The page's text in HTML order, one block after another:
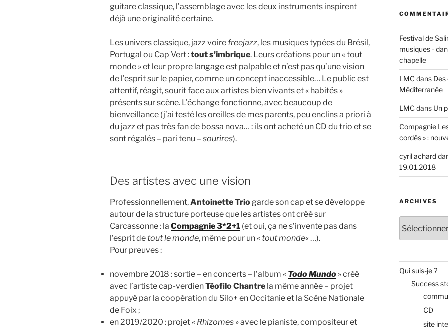
guitare classique, l’assemblage avec les deux instruments inspirent
déjà une originalité certaine.
Les univers classique, jazz voire freejazz, les musiques typées du Brésil,
Portugal ou Cap Vert :tout s’imbrique. Leurs créations pour un « tout
monde » et leur propre langage est palpable et n’est pas qu’une vision
de l’esprit sur le papier, comme un concept inaccessible… Le public est
attentif, réagit, sourit face aux artistes bien vivants et « habités »
présents sur scène. L’échange fonctionne, avec beaucoup de
bienveillance (j’ai testé les oreilles de mes parents, peu enclins a priori à
du jazz et pas très fan de bossa nova… : ils ont acheté un CD du trio et se
sont régalés – pari tenu – sourires).
Des artistes avec une vision
Professionnellement,Antoinette Triogarde son cap et se développe
autour de la structure porteuse que les artistes ont créé sur
Carcassonne : la Compagnie 3*2+1 (et oui, ça ne s’invente pas dans
l’esprit de tout le monde, même pour un « tout monde« …).
Pour preuves :
novembre 2018 : sortie – en concerts – l’album « Todo Mundo » créé
avec l’artiste cap-verdienTéofilo Chantre la même année – projet
appuyé par la coopération du Silo+ en Occitanie et la Scène Nationale
de Foix ;
en 2019/2020 : projet « Rhizomes » avec le pianiste, compositeur et
Festival de
musiques -
chapelle
LMC dans Des
Méditerranée
LMC dans Un
Compagnie
cordés » :
cyril achard
19.01.2018
ARCHIVES
Qui suis-je ?
Success
CD
site